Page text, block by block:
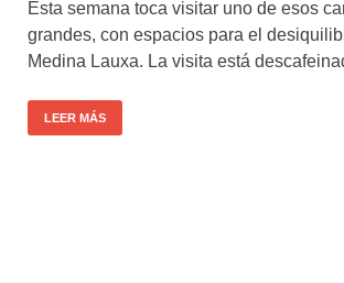
Esta semana toca visitar uno de esos
grandes, con espacios para el
Medina Lauxa. La visita está
LEER MÁS